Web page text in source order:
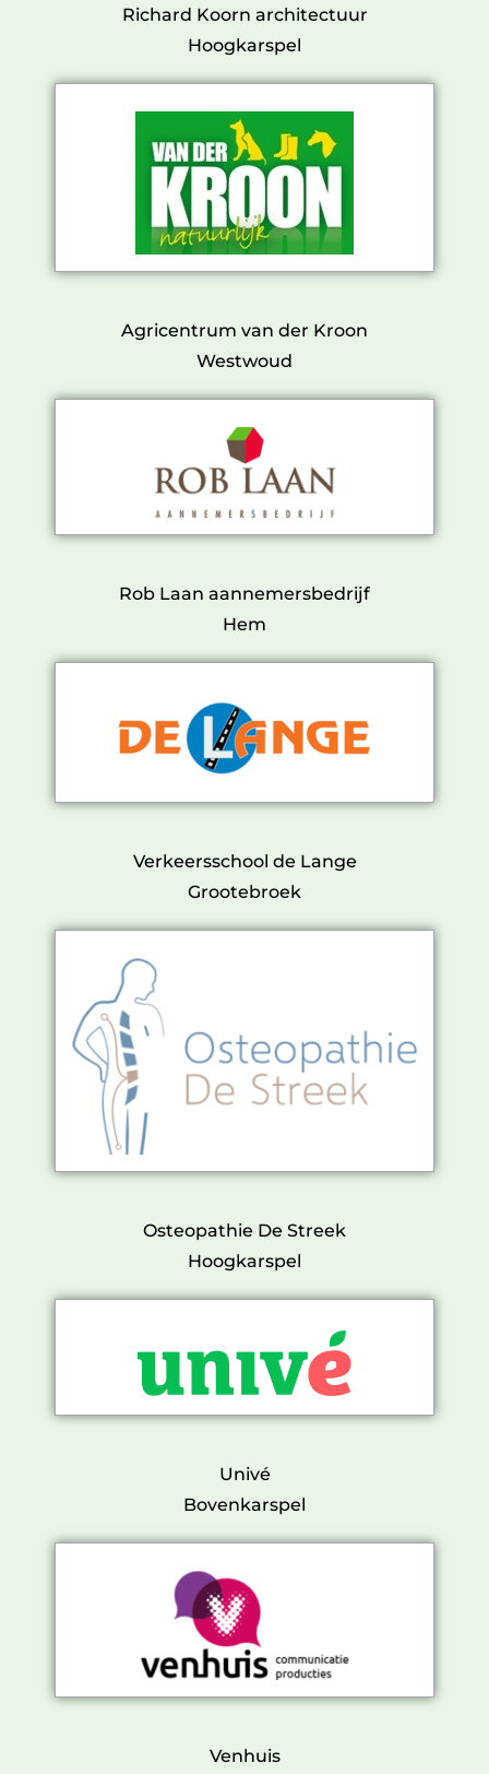
Richard Koorn architectuur
Hoogkarspel
Agricentrum van der Kroon
Westwoud
Rob Laan aannemersbedrijf
Hem
Verkeersschool de Lange
Grootebroek
Osteopathie De Streek
Hoogkarspel
Univé
Bovenkarspel
Venhuis